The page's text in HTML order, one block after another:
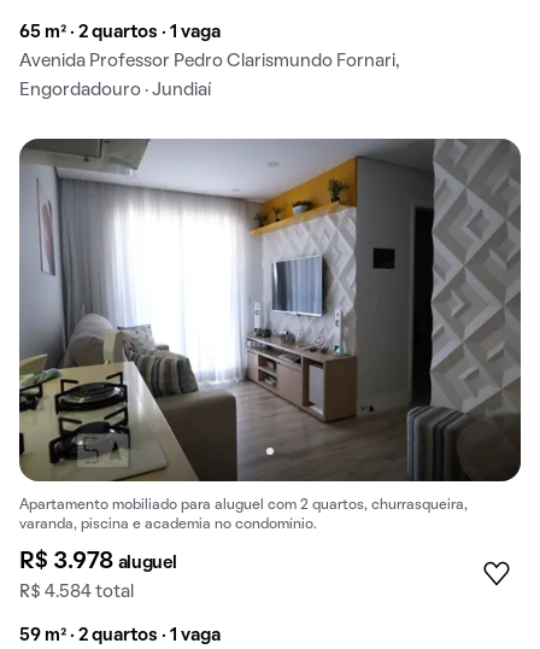
65 m² · 2 quartos · 1 vaga
Avenida Professor Pedro Clarismundo Fornari,
Engordadouro · Jundiaí
Apartamento mobiliado para aluguel com 2 quartos, churrasqueira,
varanda, piscina e academia no condomínio.
R$ 3.978 aluguel
R$ 4.584 total
59 m² · 2 quartos · 1 vaga